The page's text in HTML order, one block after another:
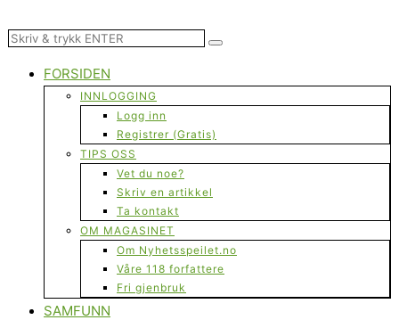
FORSIDEN
INNLOGGING
Logg inn
Registrer (Gratis)
TIPS OSS
Vet du noe?
Skriv en artikkel
Ta kontakt
OM MAGASINET
Om Nyhetsspeilet.no
Våre 118 forfattere
Fri gjenbruk
SAMFUNN